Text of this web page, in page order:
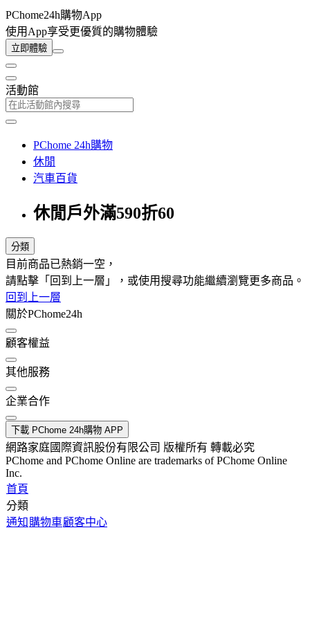
PChome24h購物App
使用App享受更優質的購物體驗
立即體驗
活動館
PChome 24h購物
休閒
汽車百貨
休閒戶外滿590折60
分類
目前商品已熱銷一空，
請點擊「回到上一層」，或使用搜尋功能繼續瀏覽更多商品。
回到上一層
關於PChome24h
顧客權益
其他服務
企業合作
下載 PChome 24h購物 APP
網路家庭國際資訊股份有限公司 版權所有 轉載必究
PChome and PChome Online are trademarks of PChome Online
Inc.
首頁
分類
通知 購物車顧客中心